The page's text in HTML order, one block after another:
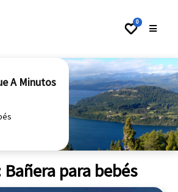
0
A Minutos
Bañera para bebés